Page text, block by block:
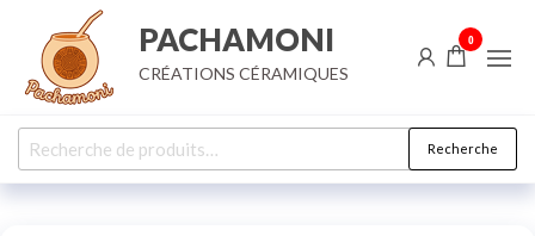
contenu
PACHAMONI
CRÉATIONS CÉRAMIQUES
0
Recherche
pour :
Recherche